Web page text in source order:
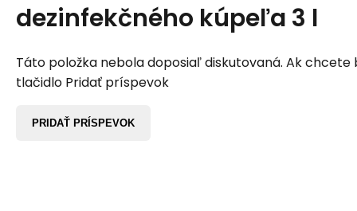
dezinfekčného kúpeľa 3 l
Táto položka nebola doposiaľ diskutovaná. Ak chcete
tlačidlo Pridať príspevok
PRIDAŤ PRÍSPEVOK